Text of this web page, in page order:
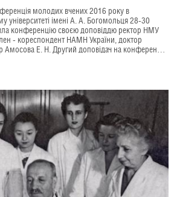
молодих вчених 2016 року в
університеті імені А. А. Богомольця 28-30
конференцію своєю доповіддю ректор НМУ
- кореспондент НАМН України, доктор
Е. Н. Другий доповідач на конференції